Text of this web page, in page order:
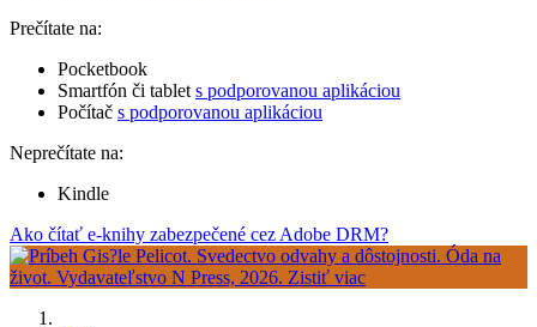
Prečítate na:
Pocketbook
Smartfón či tablet s podporovanou aplikáciou
Počítač s podporovanou aplikáciou
Neprečítate na:
Kindle
Ako čítať e-knihy zabezpečené cez Adobe DRM?